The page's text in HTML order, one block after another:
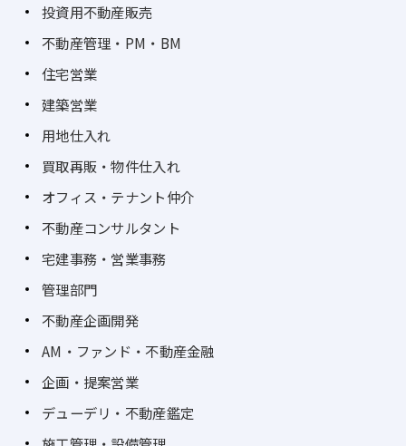
投資用不動産販売
不動産管理・PM・BM
住宅営業
建築営業
用地仕入れ
買取再販・物件仕入れ
オフィス・テナント仲介
不動産コンサルタント
宅建事務・営業事務
管理部門
不動産企画開発
AM・ファンド・不動産金融
企画・提案営業
デューデリ・不動産鑑定